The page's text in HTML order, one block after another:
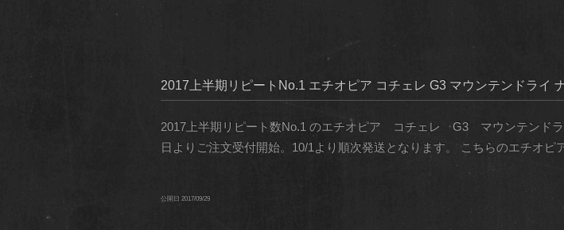
2017上半期リピートNo.1 エチオピア コチェレ G3 マウンテンドライ
2017上半期リピート数No.1 のエチオピア コチェレ G3 マウンテンド
日よりご注文受付開始。10/1より順次発送となります。 こちらのエチオピ
公開日 2017/09/29